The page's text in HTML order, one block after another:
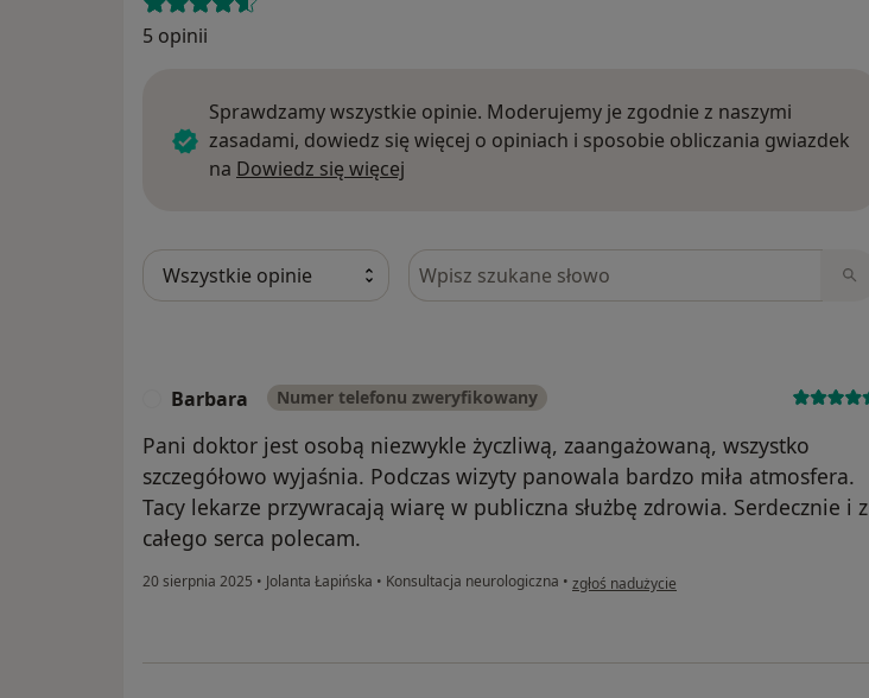
5 opinii
Sprawdzamy wszystkie opinie. Moderujemy je zgodnie z naszymi
zasadami, dowiedz się więcej o opiniach i sposobie obliczania gwiazdek
na Dowiedz się więcej
Szukaj w opiniach
Barbara Numer telefonu zweryfikowany
Pani doktor jest osobą niezwykle życzliwą, zaangażowaną, wszystko
szczegółowo wyjaśnia. Podczas wizyty panowala bardzo miła atmosfera.
Tacy lekarze przywracają wiarę w publiczna służbę zdrowia. Serdecznie i z
całego serca polecam.
20 sierpnia 2025 • Jolanta Łapińska • Konsultacja neurologiczna • w opinii użytkownika Barbara
zgłoś nadużycie